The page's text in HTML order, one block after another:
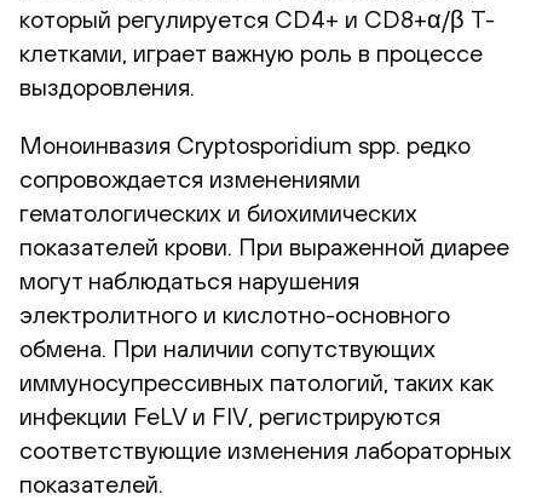
который регулируется CD4+ и CD8+α/β T-
клетками, играет важную роль в процессе
выздоровления.
Моноинвазия Cryptosporidium spp. редко
сопровождается изменениями
гематологических и биохимических
показателей крови. При выраженной диарее
могут наблюдаться нарушения
электролитного и кислотно-основного
обмена. При наличии сопутствующих
иммуносупрессивных патологий, таких как
инфекции FeLV и FIV, регистрируются
соответствующие изменения лабораторных
показателей.